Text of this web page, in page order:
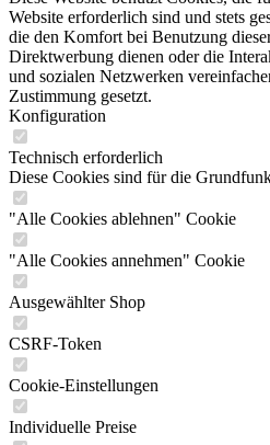
Website erforderlich sind und stets
die den Komfort bei Benutzung
Direktwerbung dienen oder die
und sozialen Netzwerken
Zustimmung gesetzt.
Konfiguration
Technisch erforderlich
Diese Cookies sind für die
"Alle Cookies ablehnen" Cookie
"Alle Cookies annehmen" Cookie
Ausgewählter Shop
CSRF-Token
Cookie-Einstellungen
Individuelle Preise